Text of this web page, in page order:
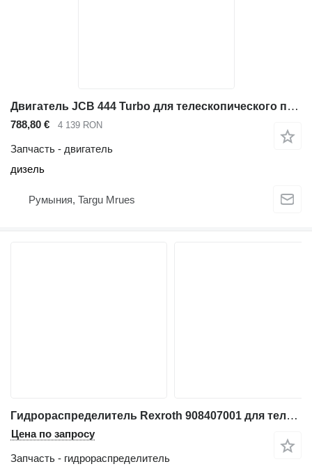
Двигатель JCB 444 Turbo для телескопического погрузчика JCB 531-70 536-70 541-70 540-140
788,80 € 4 139 RON
Запчасть - двигатель
дизель
Румыния, Targu Mrues
Гидрораспределитель Rexroth 908407001 для телескопического погрузчика JCB 535-95, 531-70, 541-70, 536-70
Цена по запросу
Запчасть - гидрораспределитель